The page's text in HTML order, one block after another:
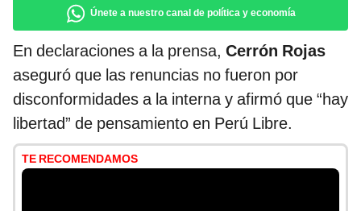
Únete a nuestro canal de política y economía
En declaraciones a la prensa, Cerrón Rojas
aseguró que las renuncias no fueron por
disconformidades a la interna y afirmó que “hay
libertad” de pensamiento en Perú Libre.
TE RECOMENDAMOS